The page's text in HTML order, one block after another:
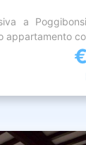
a
appartamento
€